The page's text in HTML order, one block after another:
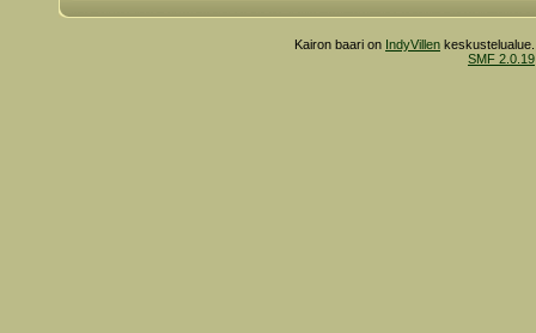
Kairon baari on IndyVillen
SMF 2.0.19